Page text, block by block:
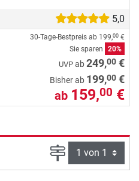
5,0
30-Tage-Bestpreis ab 199,00 €
Sie sparen
20%
UVP ab249,00 €
Bisher ab 199,00 €
ab 159,00 €
Seite